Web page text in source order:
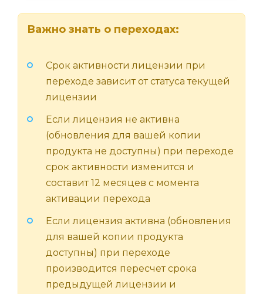
Важно знать о переходах:
Срок активности лицензии при
переходе зависит от статуса текущей
лицензии
Если лицензия не активна
(обновления для вашей копии
продукта не доступны) при переходе
срок активности изменится и
составит 12 месяцев с момента
активации перехода
Если лицензия активна (обновления
для вашей копии продукта
доступны) при переходе
производится пересчет срока
предыдущей лицензии и